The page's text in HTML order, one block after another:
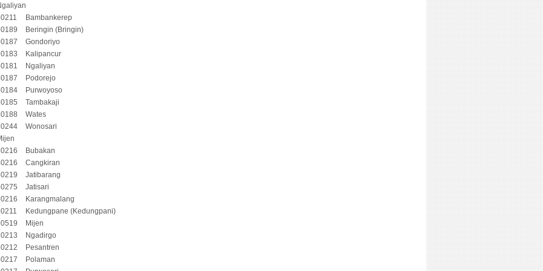
Bambankerep
Beringin (Bringin)
Gondoriyo
Kalipancur
Ngaliyan
Podorejo
Purwoyoso
Tambakaji
Wates
Wonosari
Bubakan
Cangkiran
Jatibarang
Jatisari
Karangmalang
Kedungpane (Kedungpani)
Mijen
Ngadirgo
Pesantren
Polaman